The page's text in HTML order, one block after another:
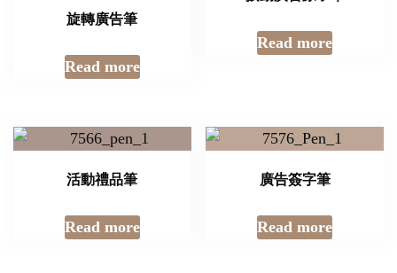
旋轉廣告筆
Read more
Read more
活動禮品筆
Read more
廣告簽字筆
Read more